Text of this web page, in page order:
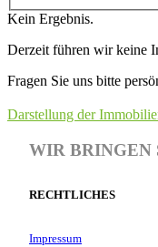
Kein Ergebnis.
Derzeit führen wir keine
Fragen Sie uns bitte
Darstellung der
WIR BRINGEN
RECHTLICHES
Impressum